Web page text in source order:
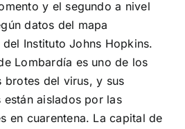
y el segundo a nivel
datos del mapa
Instituto Johns Hopkins.
Lombardía es uno de los
brotes del virus, y sus
están aislados por las
en cuarentena. La capital de